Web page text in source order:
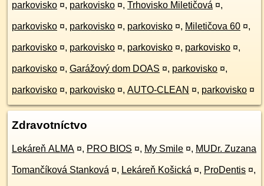
parkovisko ¤, parkovisko ¤, Trhovisko Miletičová ¤,
parkovisko ¤, parkovisko ¤, parkovisko ¤, Miletičova 60 ¤,
parkovisko ¤, parkovisko ¤, parkovisko ¤, parkovisko ¤,
parkovisko ¤, Garážový dom DOAS ¤, parkovisko ¤,
parkovisko ¤, parkovisko ¤, AUTO-CLEAN ¤, parkovisko ¤
Zdravotníctvo
Lekáreň ALMA ¤, PRO BIOS ¤, My Smile ¤, MUDr. Zuzana
Tomančíková Stanková ¤, Lekáreň Košická ¤, ProDentis ¤,